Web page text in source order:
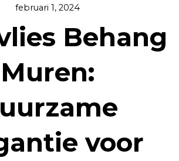
februari 1, 2024
Behang
Muren:
voor